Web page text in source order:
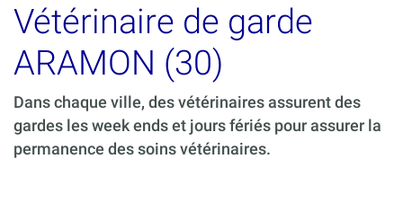
Vétérinaire de garde
ARAMON (30)
Dans chaque ville, des vétérinaires assurent des
gardes les week ends et jours fériés pour assurer la
permanence des soins vétérinaires.